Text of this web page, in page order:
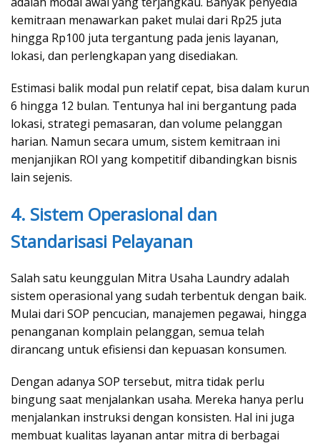
kemitraan menawarkan paket mulai dari Rp25 juta
hingga Rp100 juta tergantung pada jenis layanan,
lokasi, dan perlengkapan yang disediakan.
Estimasi balik modal pun relatif cepat, bisa dalam kurun
6 hingga 12 bulan. Tentunya hal ini bergantung pada
lokasi, strategi pemasaran, dan volume pelanggan
harian. Namun secara umum, sistem kemitraan ini
menjanjikan ROI yang kompetitif dibandingkan bisnis
lain sejenis.
4. Sistem Operasional dan
Standarisasi Pelayanan
Salah satu keunggulan Mitra Usaha Laundry adalah
sistem operasional yang sudah terbentuk dengan baik.
Mulai dari SOP pencucian, manajemen pegawai, hingga
penanganan komplain pelanggan, semua telah
dirancang untuk efisiensi dan kepuasan konsumen.
Dengan adanya SOP tersebut, mitra tidak perlu
bingung saat menjalankan usaha. Mereka hanya perlu
menjalankan instruksi dengan konsisten. Hal ini juga
membuat kualitas layanan antar mitra di berbagai